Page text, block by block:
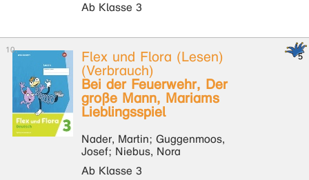
Ab Klasse 3
Flex und Flora (Lesen)
(Verbrauch)
Bei der Feuerwehr, Der
große Mann, Mariams
Lieblingsspiel
Nader, Martin; Guggenmoos,
Josef; Niebus, Nora
Ab Klasse 3